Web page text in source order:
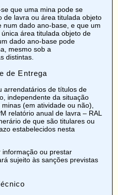
que uma mina pode se
de lavra ou área titulada objeto
num dado ano-base, e que um
área titulada objeto de
dado ano-base pode
mesmo sob a
distintas.
de Entrega
arrendatários de títulos de
independente da situação
(em atividade ou não),
relatório anual de lavra – RAL
de que são titulares ou
estabelecidos nesta
informação ou prestar
sujeito às sanções previstas